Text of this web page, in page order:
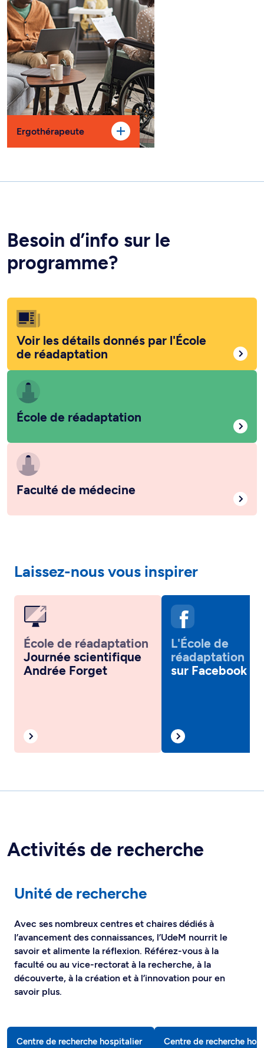
Ergothérapeute
Besoin d’info sur le
programme?
Voir les détails donnés par l'École
de réadaptation
École de réadaptation
Faculté de médecine
Laissez-nous vous inspirer
École de réadaptation
Journée scientifique
Andrée Forget
L'École de
réadaptation
sur Facebook
Activités de recherche
Unité de recherche
Avec ses nombreux centres et chaires dédiés à
l’avancement des connaissances, l’UdeM nourrit le
savoir et alimente la réflexion. Référez-vous à la
faculté ou au vice-rectorat à la recherche, à la
découverte, à la création et à l’innovation pour en
savoir plus.
Centre de recherche hospitalier Centre de recherche